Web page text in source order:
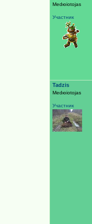
Medюiotojas
Участник
Tadzis
Medюiotojas
Участник